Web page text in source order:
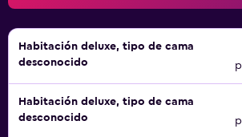
planchar con plancha. Se pueden
de ocio y esparcimiento que se indican
instalaciones o cerca del alojamiento
aplique un recargo).
Habitación deluxe, tipo de cama
desconocido
Habitación deluxe, tipo de cama
desconocido